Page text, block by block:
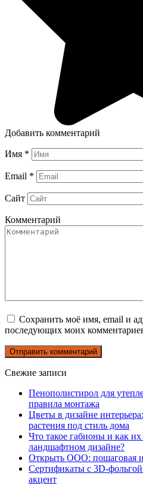
Добавить комментарий
Имя *
Email *
Сайт
Комментарий
Сохранить моё имя, email и
последующих моих
Свежие записи
Пенополистирол для
правила монтажа
Цветы в дизайне
растения под стиль дома
Что такое габионы и как их
ландшафтном дизайне?
Открыть ООО: пошаговая
Сертификаты с 3D-
акцент